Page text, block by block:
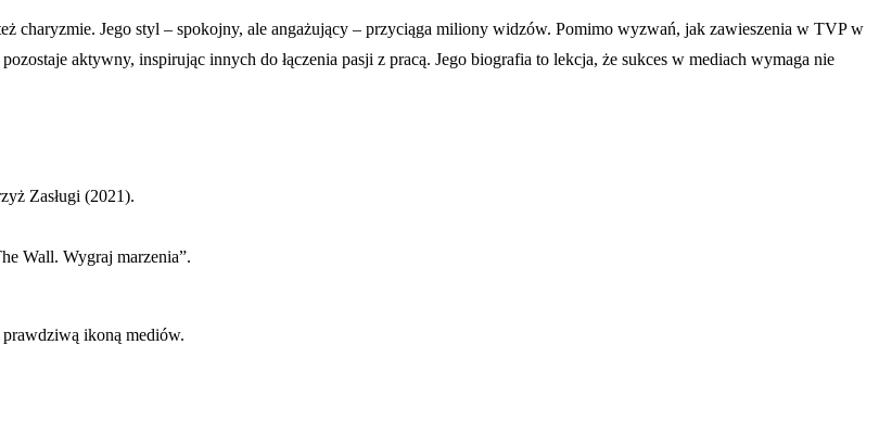
charyzmie. Jego styl – spokojny, ale angażujący – przyciąga miliony widzów. Pomimo wyzwań, jak zawieszenia w TVP w
aktywny, inspirując innych do łączenia pasji z pracą. Jego biografia to lekcja, że sukces w mediach wymaga nie
Zasługi (2021).
Wall. Wygraj marzenia”.
ikoną mediów.